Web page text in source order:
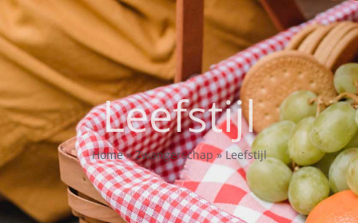
Leefstijl
Home»Zwangerschap »Leefstijl